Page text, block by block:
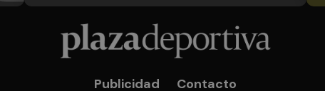
Publicidad Contacto